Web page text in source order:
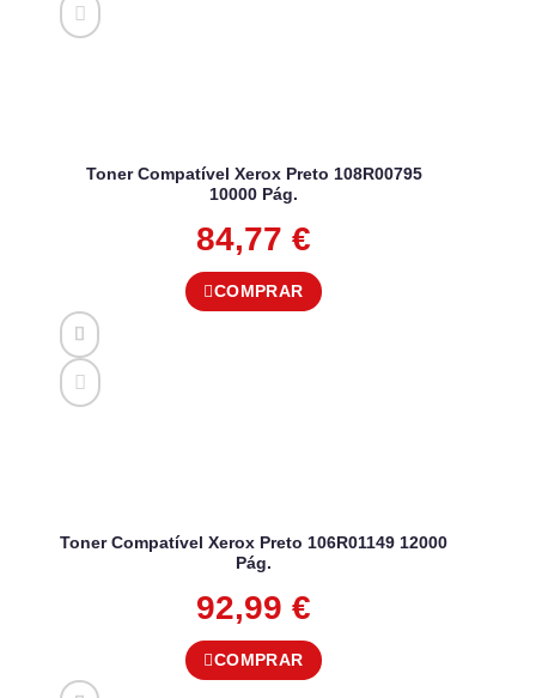
Toner Compatível Xerox Preto 108R00795
10000 Pág.
84,77 €
COMPRAR
Toner Compatível Xerox Preto 106R01149 12000
Pág.
92,99 €
COMPRAR